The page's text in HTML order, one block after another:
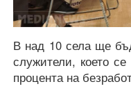
В над 10 села ще
служители, което
процента на